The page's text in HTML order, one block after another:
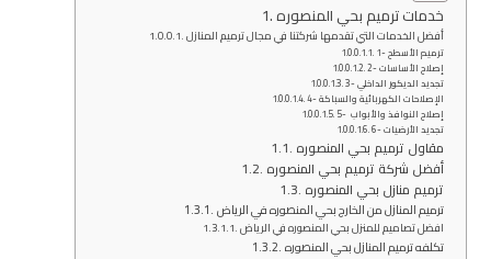
خدمات ترميم بحي المنصوره
أفضل الخدمات التي تقدمها شركتنا في مجال ترميم المنازل
1- ترميم الأسطح
2- إصلاح الأساسات
3- تجديد الديكور الداخلي
4- الإصلاحات الكهربائية والسباكة
5- إصلاح النوافذ والأبواب
6- تجديد الأرضيات
مقاول ترميم بحي المنصوره
أفضل شركة ترميم بحي المنصوره
ترميم منازل بحي المنصوره
ترميم المنازل من الخارج بحي المنصوره في الرياض
افضل تصاميم للمنزل بحي المنصوره في الرياض
تكلفه ترميم المنازل بحي المنصوره